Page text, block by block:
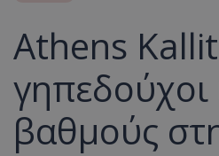
Athens
βαθμούς